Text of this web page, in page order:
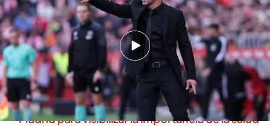
Diego Páez de Roque
Madrid, 24 DIC 2025 - 08:59h.
La llegada de Apollo al Atlético de Madrid fue
una de las noticias del año
El emotivo mensaje navideño del Atlético de
Madrid para visibilizar la importancia de la salud